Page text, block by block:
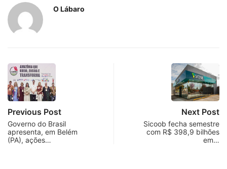
O Lábaro
Previous Post
Governo do Brasil
apresenta, em Belém
(PA), ações…
Next Post
Sicoob fecha semestre
com R$ 398,9 bilhões
em…